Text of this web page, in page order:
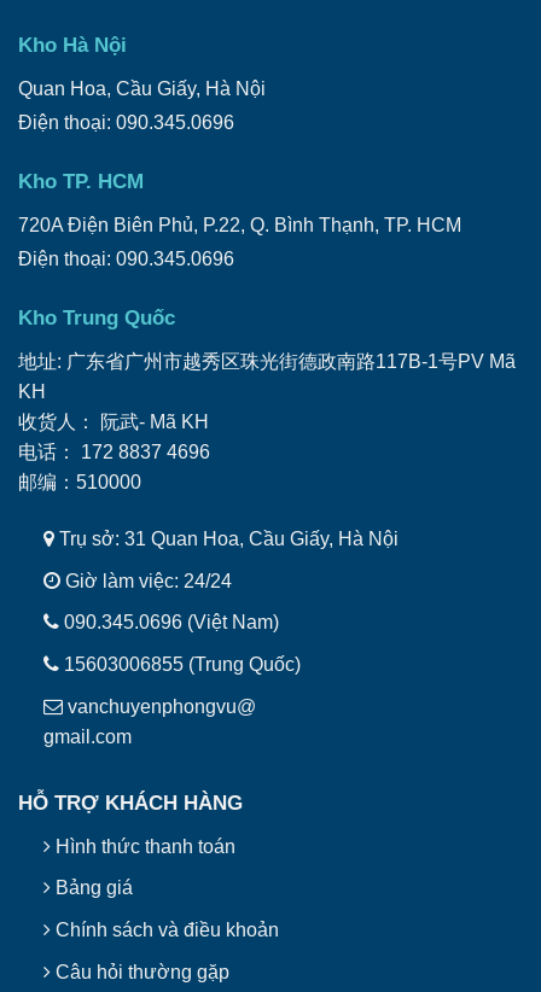
Kho Hà Nội
Quan Hoa, Cầu Giấy, Hà Nội
Điện thoại: 090.345.0696
Kho TP. HCM
720A Điện Biên Phủ, P.22, Q. Bình Thạnh, TP. HCM
Điện thoại: 090.345.0696
Kho Trung Quốc
地址: 广东省广州市越秀区珠光街德政南路117B-1号PV Mã
KH
收货人： 阮武- Mã KH
电话： ‭172 8837 4696
邮编：510000
Trụ sở: 31 Quan Hoa, Cầu Giấy, Hà Nội
Giờ làm việc: 24/24
090.345.0696 (Việt Nam)
15603006855 (Trung Quốc)
vanchuyenphongvu@
gmail.com
HỖ TRỢ KHÁCH HÀNG
Hình thức thanh toán
Bảng giá
Chính sách và điều khoản
Câu hỏi thường gặp